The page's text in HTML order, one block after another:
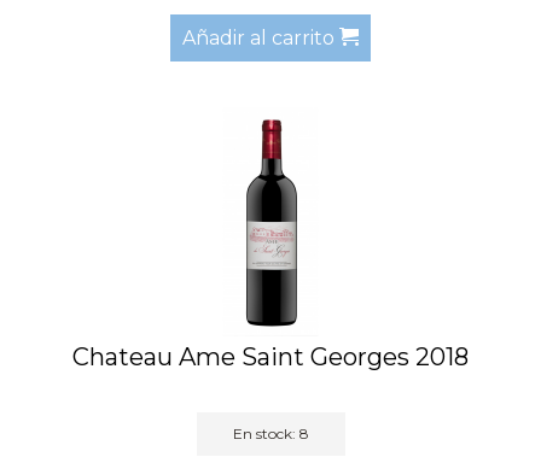
Añadir al carrito
Chateau Ame Saint Georges 2018
En stock: 8